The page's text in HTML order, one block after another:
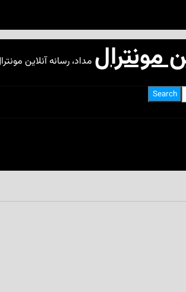
مداد، رسانه آنلاین
Search